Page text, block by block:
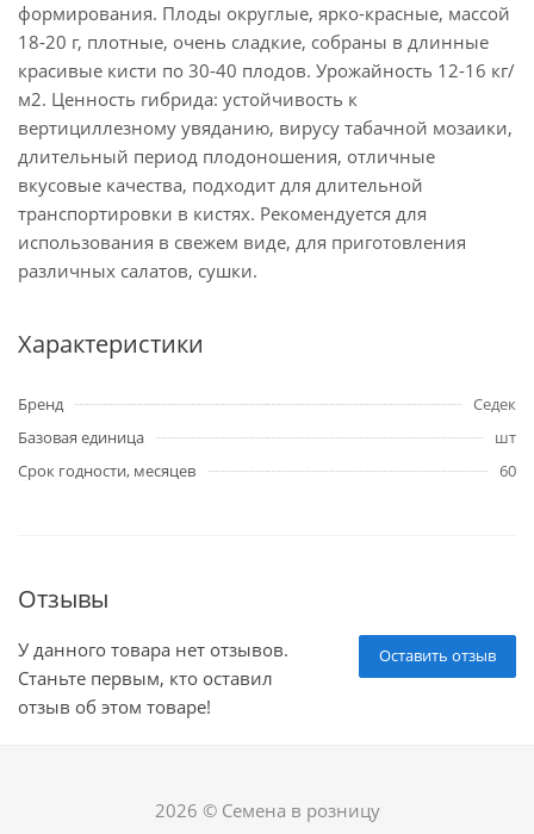
формирования. Плоды округлые, ярко-красные, массой
18-20 г, плотные, очень сладкие, собраны в длинные
красивые кисти по 30-40 плодов. Урожайность 12-16 кг/
м2. Ценность гибрида: устойчивость к
вертициллезному увяданию, вирусу табачной мозаики,
длительный период плодоношения, отличные
вкусовые качества, подходит для длительной
транспортировки в кистях. Рекомендуется для
использования в свежем виде, для приготовления
различных салатов, сушки.
Характеристики
Бренд
Седек
Базовая единица
шт
Срок годности, месяцев
60
Отзывы
Оставить отзыв
У данного товара нет отзывов.
Станьте первым, кто оставил
отзыв об этом товаре!
2026 © Семена в розницу